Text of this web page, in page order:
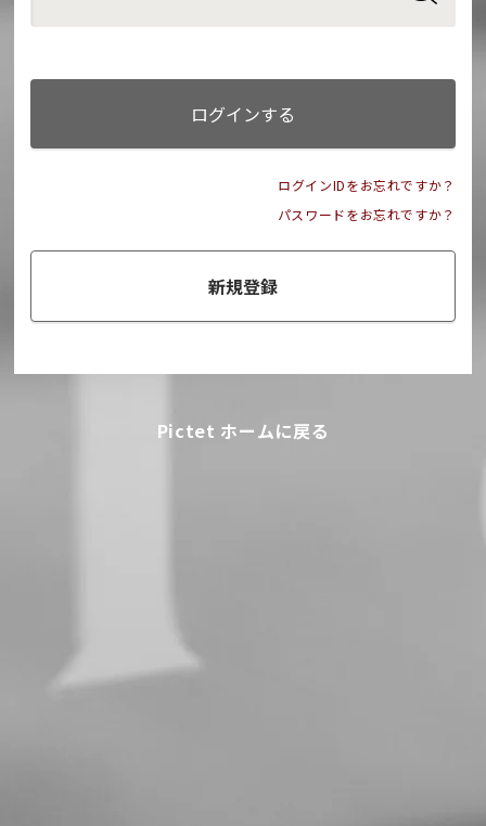
ログインする
ログインIDをお忘れですか？
パスワードをお忘れですか？
新規登録
Pictet ホームに戻る